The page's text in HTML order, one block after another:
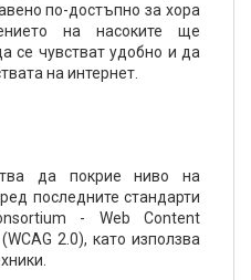
по-достъпно за хора
на насоките ще
се чувстват удобно и да
на интернет.
да покрие ниво на
последните стандарти
- Web Content
2.0), като използва